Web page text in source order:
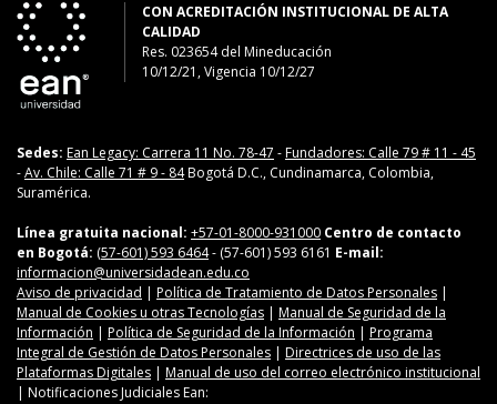
CON ACREDITACIÓN INSTITUCIONAL DE ALTA
CALIDAD
Res. 023654del Mineducación
10/12/21, Vigencia 10/12/27
Sedes: Ean Legacy: Carrera 11 No. 78-47 -Fundadores: Calle 79 # 11 - 45
-Av. Chile: Calle 71 # 9 - 84Bogotá D.C., Cundinamarca, Colombia,
Suramérica.
Línea gratuita nacional: +57-01-8000-931000 Centro de contacto
en Bogotá: (57-601) 593 6464- (57-601) 593 6161 E-mail:
informacion@universidadean.edu.co
Aviso de privacidad | Política de Tratamiento de Datos Personales |
Manual de Cookies u otras Tecnologías | Manual de Seguridad de la
Información | Política de Seguridad de la Información | Programa
Integral de Gestión de Datos Personales | Directrices de uso de las
Plataformas Digitales | Manual de uso del correo electrónico institucional
| Notificaciones Judiciales Ean: